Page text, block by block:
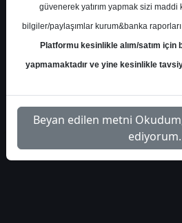
1
ak-yatirim-tavhl-hedef-
fiyat-449582
güvenerek yatırım yapmak sizi maddi
bilgiler/paylaşımlar kurum&banka
Platformu kesinlikle alım/satım
yapmamaktadır ve yine kesinlikle
Beyan edilen metni Okudum,
ediyorum.